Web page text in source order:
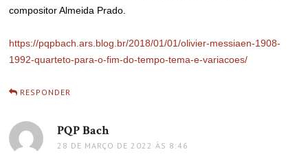
compositor Almeida Prado.
https://pqpbach.ars.blog.br/2018/01/01/olivier-messiaen-1908-
1992-quarteto-para-o-fim-do-tempo-tema-e-variacoes/
RESPONDER
PQP Bachdisse:
28 DE MARÇO DE 2022 ÀS 8:46